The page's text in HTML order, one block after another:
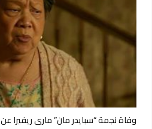
وفاة نجمة “سبايدر مان” ماري ريفيرا عن 82 عامًا